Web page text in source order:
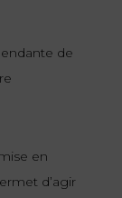
de
en
d’agir